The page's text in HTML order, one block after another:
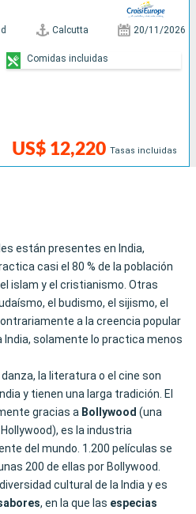
Calcutta 20/11/2026
US$ 12,220 Tasas incluidas
Comidas incluidas
están presentes en India,
casi el 80 % de la población
islam y el cristianismo. Otras
el budismo, el sijismo, el
a la creencia popular
India, solamente lo practica menos
la literatura o el cine son
y tienen una larga tradición. El
gracias a Bollywood (una
es la industria
del mundo. 1.200 películas se
200 de ellas por Bollywood.
cultural de la India y es
, en la que las especias